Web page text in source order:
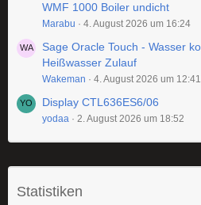
WMF 1000 Boiler undicht
Marabu 4. August 2026 um 16:24
Sage Oracle Touch - Wasser
Heißwasser Zulauf
Wakeman 4. August 2026 um 12:41
Display CTL636ES6/06
yodaa 2. August 2026 um 18:52
Statistiken